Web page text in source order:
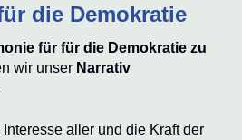
die Demokratie
für für die Demokratie zu
wir unser Narrativ
Interesse aller und die Kraft der